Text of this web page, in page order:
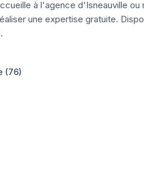
à l'agence d'Isneauville ou
une expertise gratuite.
(76)